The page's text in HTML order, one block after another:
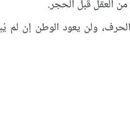
من العقل قبل الحجر.
ولن يعود الوطن إن لم